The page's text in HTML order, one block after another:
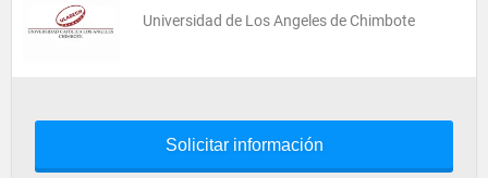
Universidad de Los Angeles de Chimbote
Solicitar información